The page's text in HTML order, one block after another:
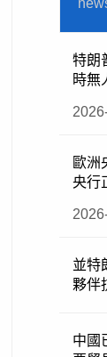
特朗
時無
歐洲
央行
並特
夥伴
中國